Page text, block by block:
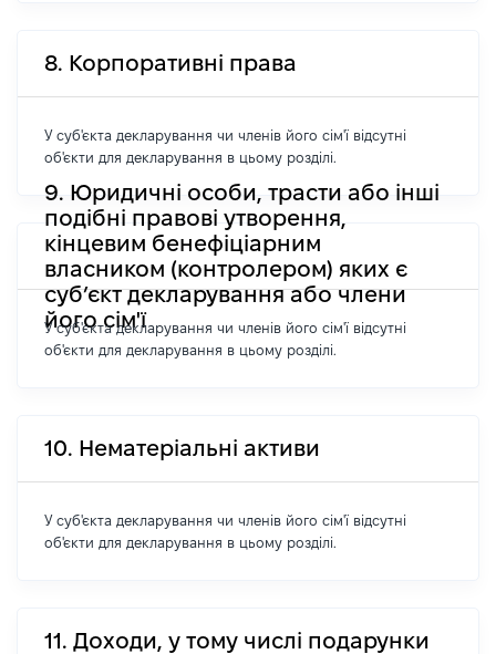
8. Корпоративні права
У суб'єкта декларування чи членів його сім'ї відсутні
об'єкти для декларування в цьому розділі.
9. Юридичні особи, трасти або інші
подібні правові утворення,
кінцевим бенефіціарним
власником (контролером) яких є
суб’єкт декларування або члени
його сім'ї
У суб'єкта декларування чи членів його сім'ї відсутні
об'єкти для декларування в цьому розділі.
10. Нематеріальні активи
У суб'єкта декларування чи членів його сім'ї відсутні
об'єкти для декларування в цьому розділі.
11. Доходи, у тому числі подарунки